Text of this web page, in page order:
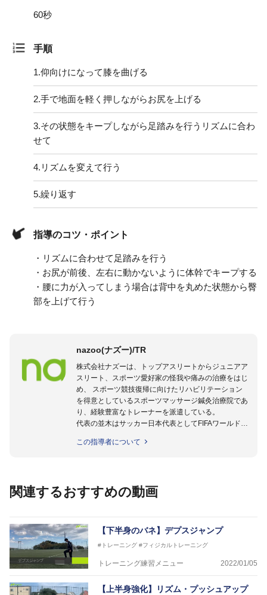
60秒
手順
1.仰向けになって膝を曲げる
2.手で地面を軽く押しながらお尻を上げる
3.その状態をキープしながら足踏みを行うリズムに合わ
せて
4. リズムを変えて行う
5.繰り返す
指導のコツ・ポイント
・リズムに合わせて足踏みを行う
・お尻が前後、左右に動かないように体幹でキープする
・腰に力が入ってしまう場合は背中を丸めた状態から臀
部を上げて行う
nazoo(ナズー)/TR
株式会社ナズーは、トップアスリートからジュニアア
スリート、スポーツ愛好家の怪我や痛みの治療をはじ
め、 スポーツ競技復帰に向けたリハビリテーション
を得意としているスポーツマッサージ鍼灸治療院であ
り、経験豊富なトレーナーを派遣している。
代表の並木はサッカー日本代表としてFIFAワールドカ
のほかU-23日本代表のアスレティックトレーナーと
世代のサッカーを中心に、WJBL、社会人ラグビー、
を派遣している。
さらには講演会やセミナー、専門学校などの教育機関
に講師を派遣するなど後進育成にも力を入れている。
「一人一人の健康な人生をサポートする」を企業理念
として掲げ、世の中の人々の『健康』をあらゆる方向
からサポートし、一人一人の「楽しく、豊かに、生き
この指導者について
関連するおすすめの動画
【下半身のバネ】デプスジャンプ
#トレーニング #フィジカルトレーニング
トレーニング練習メニュー 2022/01/05
【上半身強化】リズム・プッシュアップ